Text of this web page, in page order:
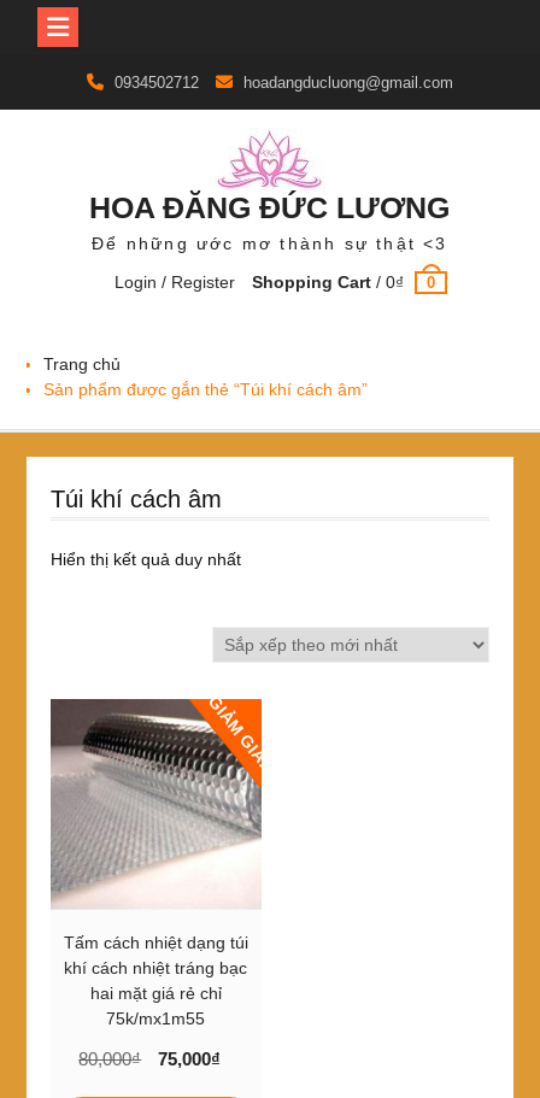
content
0934502712 hoadangducluong@gmail.com
HOA ĐĂNG ĐỨC LƯƠNG
Để những ước mơ thành sự thật <3
Login / Register
Shopping Cart /0₫ 0
Trang chủ
Sản phẩm được gắn thẻ “Túi khí cách âm”
Túi khí cách âm
Hiển thị kết quả duy nhất
GIẢM GIÁ!
Tấm cách nhiệt dạng túi
khí cách nhiệt tráng bạc
hai mặt giá rẻ chỉ
75k/mx1m55
80,000₫
Giá
75,000₫